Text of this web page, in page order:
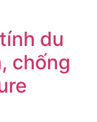
du
chống